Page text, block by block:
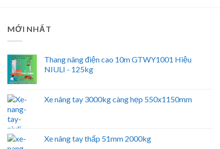
MỚI NHẤT
Thang nâng điện cao 10m GTWY1001 Hiệu
NIULI - 125kg
Xe nâng tay 3000kg càng hẹp 550x1150mm
Xe nâng tay thấp 51mm 2000kg